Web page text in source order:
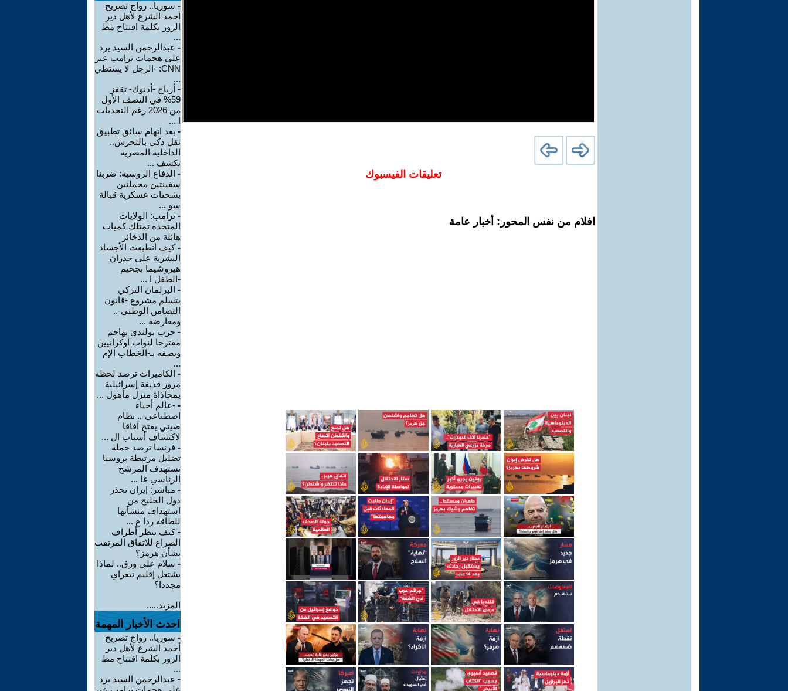
تعليقات الفيسبوك
افلام من نفس المحور: أخبار عامة
- سوريا.. رواج تصريح
أحمد الشرع لأهل دير
الزور بكلمة افتتاح مط
...
- عبدالرحمن السيد يرد
على هجمات ترامب عبر
CNN: -الرجل لا يستطي
...
- أرباح -أدنوك- تقفز
59% في النصف الأول
من 2026 رغم التحديات
ا ...
- بعد اتهام سائق تطبيق
نقل ذكي بالتحرش..
الداخلية المصرية
تكشف ...
- الدفاع الروسية: ضربنا
سفينتين محملتين
بشحنات عسكرية قبالة
سو ...
- ترامب: الولايات
المتحدة تمتلك كميات
هائلة من الذخائر
-كيف انطبعت الأجساد
البشرية على جدران
هيروشيما بجحيم
-الطفل ا ...
- البرلمان التركي
يتسلم مشروع -قانون
التضامن الوطني-..
ومعارضة ...
- حزب بولندي يهاجم
مقترحا لنواب أوكرانيين
ويصفه بـ-الخطاب الإم
...
- الكاميرات ترصد لحظة
مرور قذيفة إسرائيلية
بمحاذاة منزل مأهول ...
- -عالم أحياء
اصطناعي-.. نظام
صيني يفتح آفاقا
لاكتشاف أسباب ال ...
- فرنسا ترصد حملة
تضليل مرتبطة بروسيا
تستهدف المرشح
الرئاسي غا ...
- مباشر: إيران تحذر
دول الخليج من
استهداف منشآتها
للطاقة ردا ع ...
-كيف ينظر أطراف
الصراع للاتفاق المرتقب
بشأن هرمز؟
- سلام على ورق.. لماذا
يشتعل إقليم تيغراي
مجددا؟
المزيد.....
احدث الأخبار المهمة
- سوريا.. رواج تصريح
أحمد الشرع لأهل دير
الزور بكلمة افتتاح مط
...
- عبدالرحمن السيد يرد